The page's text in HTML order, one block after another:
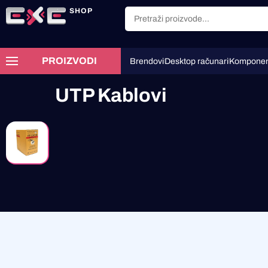
SHOP
PROIZVODI BrendoviDesktop računari
UTP Kablovi